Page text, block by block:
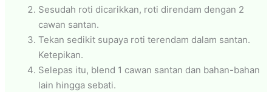
Sesudah roti dicarikkan, roti direndam dengan 2
cawan santan.
Tekan sedikit supaya roti terendam dalam santan.
Ketepikan.
Selepas itu, blend 1 cawan santan dan bahan-bahan
lain hingga sebati.